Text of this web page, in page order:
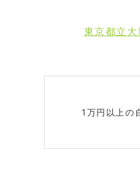
東京都立大
1万円以上の